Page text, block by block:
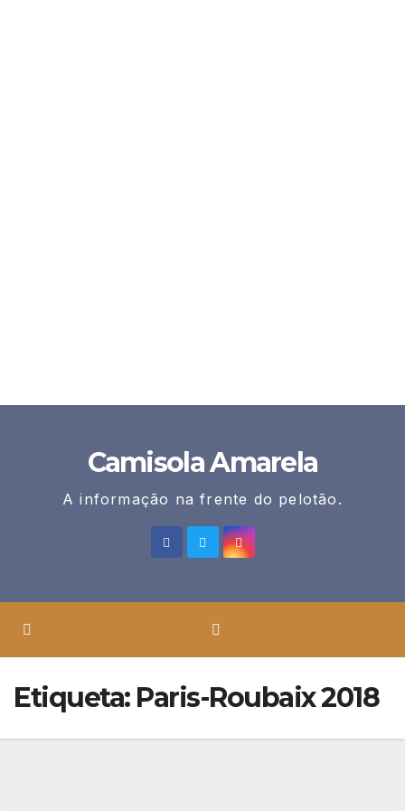
Camisola Amarela
A informação na frente do pelotão.
Etiqueta: Paris-Roubaix 2018